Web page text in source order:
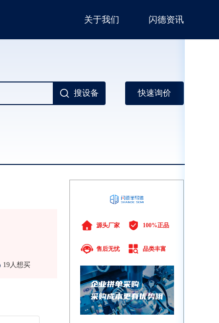
关于我们 闪德资讯
搜设备 快速询价
19人想买
源头厂家 100%正品
售后无忧 品类丰富